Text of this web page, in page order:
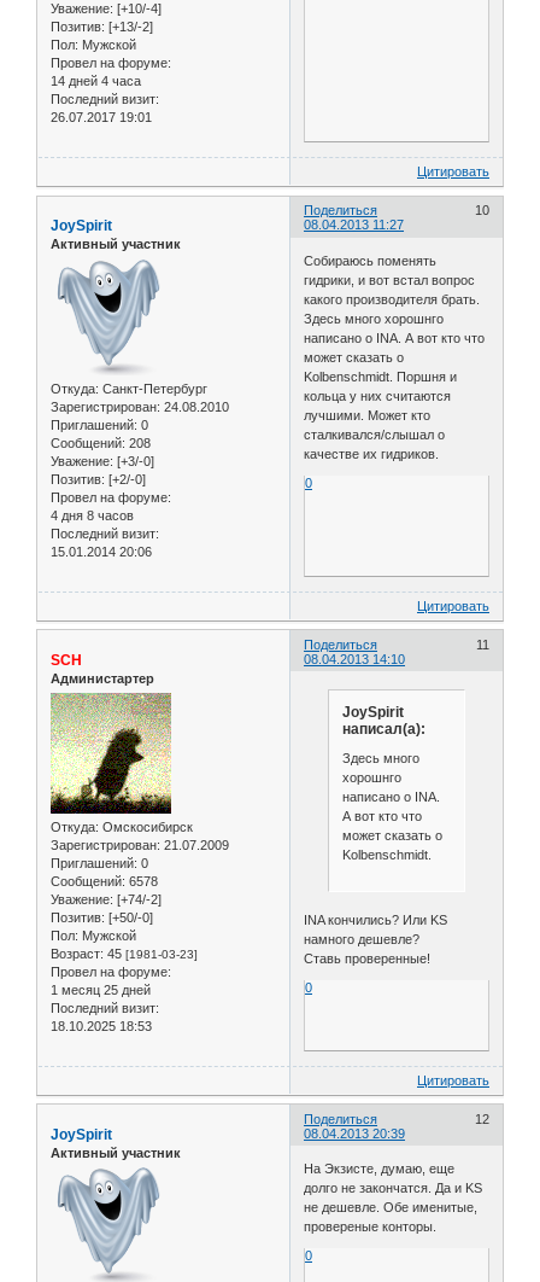
Уважение: [+10/-4]
Позитив: [+13/-2]
Пол: Мужской
Провел на форуме:
14 дней 4 часа
Последний визит:
26.07.2017 19:01
Цитировать
Поделиться
10
08.04.2013 11:27
JoySpirit
Активный участник
Откуда: Санкт-Петербург
Зарегистрирован: 24.08.2010
Приглашений: 0
Сообщений: 208
Уважение: [+3/-0]
Позитив: [+2/-0]
Провел на форуме:
4 дня 8 часов
Последний визит:
15.01.2014 20:06
Собираюсь поменять
гидрики, и вот встал вопрос
какого производителя брать.
Здесь много хорошнго
написано о INA. А вот кто что
может сказать о
Kolbenschmidt. Поршня и
кольца у них считаются
лучшими. Может кто
сталкивался/слышал о
качестве их гидриков.
0
Цитировать
Поделиться
11
08.04.2013 14:10
SCH
Администартер
Откуда: Омскосибирск
Зарегистрирован: 21.07.2009
Приглашений: 0
Сообщений: 6578
Уважение: [+74/-2]
Позитив: [+50/-0]
Пол: Мужской
Возраст: 45 [1981-03-23]
Провел на форуме:
1 месяц 25 дней
Последний визит:
18.10.2025 18:53
JoySpirit
написал(а):
Здесь много
хорошнго
написано о INA.
А вот кто что
может сказать о
Kolbenschmidt.
INA кончились? Или KS
намного дешевле?
Ставь проверенные!
0
Цитировать
Поделиться
12
08.04.2013 20:39
JoySpirit
Активный участник
На Экзисте, думаю, еще
долго не закончатся. Да и KS
не дешевле. Обе именитые,
провереные конторы.
0